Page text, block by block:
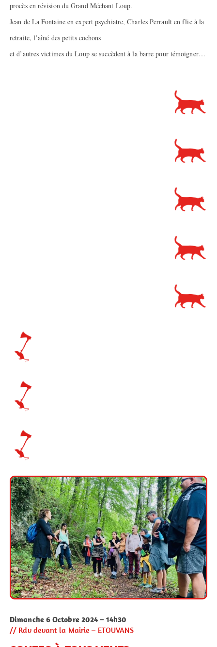
procès en révision du Grand Méchant Loup.
Jean de La Fontaine en expert psychiatre, Charles Perrault en flic à la
retraite, l’aîné des petits cochons
et d’autres victimes du Loup se succèdent à la barre pour témoigner…
Dimanche 6 Octobre 2024 – 14h30
// Rdv devant la Mairie – ETOUVANS